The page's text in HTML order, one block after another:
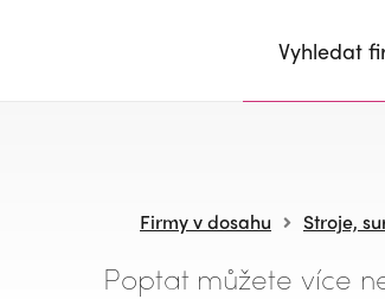
Vyhledat
Firmy v dosahu Stroje,
Poptat můžete více